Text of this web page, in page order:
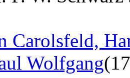
Carolsfeld,
Wolfgang